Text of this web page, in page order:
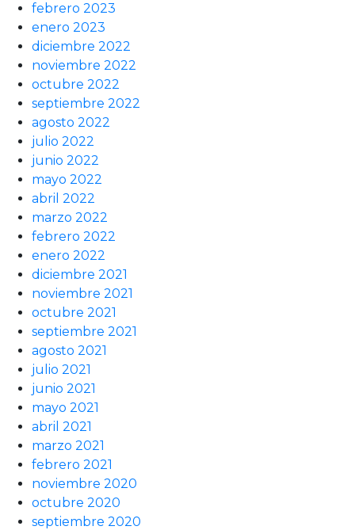
febrero 2023
enero 2023
diciembre 2022
noviembre 2022
octubre 2022
septiembre 2022
agosto 2022
julio 2022
junio 2022
mayo 2022
abril 2022
marzo 2022
febrero 2022
enero 2022
diciembre 2021
noviembre 2021
octubre 2021
septiembre 2021
agosto 2021
julio 2021
junio 2021
mayo 2021
abril 2021
marzo 2021
febrero 2021
noviembre 2020
octubre 2020
septiembre 2020